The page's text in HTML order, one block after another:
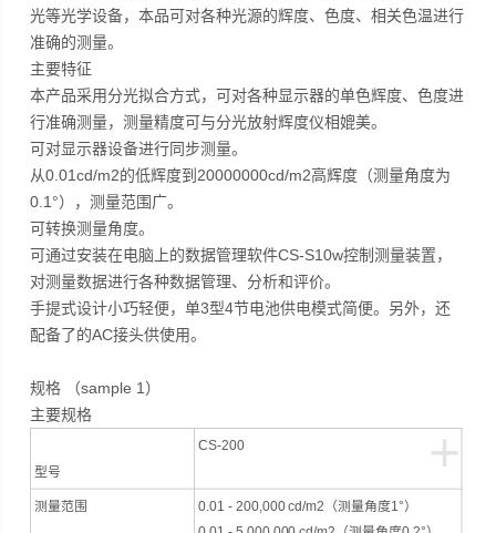
光等光学设备，本品可对各种光源的辉度、色度、相关色温进行
准确的测量。
主要特征
本产品采用分光拟合方式，可对各种显示器的单色辉度、色度进
行准确测量，测量精度可与分光放射辉度仪相媲美。
可对显示器设备进行同步测量。
从0.01cd/m2的低辉度到20000000cd/m2高辉度（测量角度为
0.1°），测量范围广。
可转换测量角度。
可通过安装在电脑上的数据管理软件CS-S10w控制测量装置，
对测量数据进行各种数据管理、分析和评价。
手提式设计小巧轻便，单3型4节电池供电模式简便。另外，还
配备了的AC接头供使用。
规格 （sample 1）
主要规格
+
型号
CS-200
测量范围 0.01 - 200,000 cd/m2（测量角度1°）